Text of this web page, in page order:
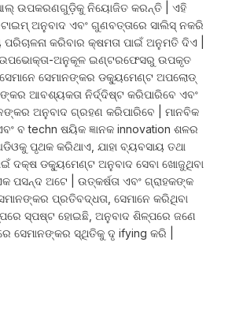
ଉପକରଣଗୁଡ଼ିକୁ ନିୟୋଜିତ କରନ୍ତି | ଏହି
ଅନୁବାଦ ଏବଂ ଗୁଣବତ୍ତାରେ ସାଲିସ୍ ନକରି
କରିବାର କ୍ଷମତା ପାଇଁ ଅନୁମତି ଦିଏ |
ଉପଭୋକ୍ତା-ଅନୁକୂଳ ଇଣ୍ଟରଫେସରୁ ଉପକୃତ
ସେମାନଙ୍କର ଡକ୍ୟୁମେଣ୍ଟ ଅପଲୋଡ୍
ଆବଶ୍ୟକତା ନିର୍ଦ୍ଦିଷ୍ଟ କରିପାରିବେ ଏବଂ
ଅନୁବାଦ ଗ୍ରହଣ କରିପାରିବେ | ମାନବିକ
ବ techn ଷୟିକ ଜ୍ଞାନକ innovation ଶଳର
ପୃଥକ କରିଥାଏ, ଯାହା ବ୍ୟବସାୟ ତଥା
ଦକ୍ଷ ଡକ୍ୟୁମେଣ୍ଟ ଅନୁବାଦ ସେବା ଖୋଜୁଥିବା
ପସନ୍ଦ ଅଟେ | ଉତ୍କର୍ଷତା ଏବଂ ଗ୍ରାହକଙ୍କ
ପ୍ରତିବଦ୍ଧତା, ସେମାନେ କରିଥିବା
ସ୍ପଷ୍ଟ ହୋଇଛି, ଅନୁବାଦ ଶିଳ୍ପରେ ଜଣେ
ସେମାନଙ୍କର ସ୍ଥିତିକୁ ଦୃ ifying କରି |